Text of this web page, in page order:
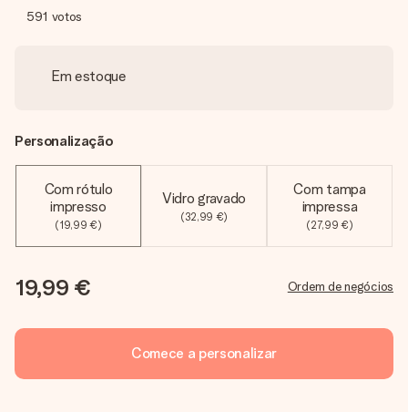
591 votos
Em estoque
Personalização
Com rótulo
impresso
(19,99 €)
Vidro gravado
(32,99 €)
Com tampa
impressa
(27,99 €)
19,99 € Ordem de negócios
Comece a personalizar